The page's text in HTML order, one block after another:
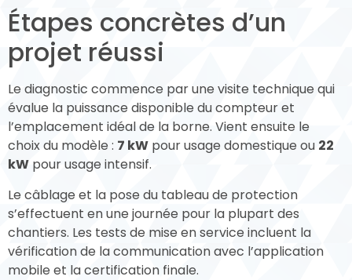
Étapes concrètes d’un
projet réussi
Le diagnostic commence par une visite technique qui
évalue la puissance disponible du compteur et
l’emplacement idéal de la borne. Vient ensuite le
choix du modèle : 7 kW pour usage domestique ou 22
kW pour usage intensif.
Le câblage et la pose du tableau de protection
s’effectuent en une journée pour la plupart des
chantiers. Les tests de mise en service incluent la
vérification de la communication avec l’application
mobile et la certification finale.